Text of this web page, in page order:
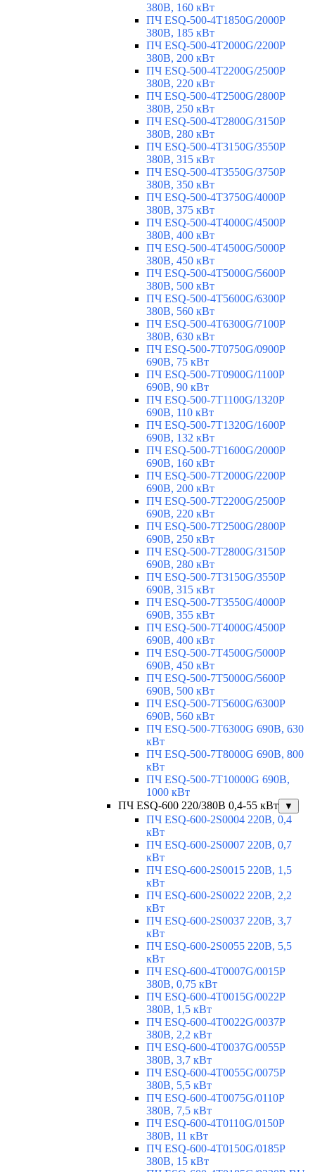
380В, 160 кВт
ПЧ ESQ-500-4T1850G/2000P
380В, 185 кВт
ПЧ ESQ-500-4T2000G/2200P
380В, 200 кВт
ПЧ ESQ-500-4T2200G/2500P
380В, 220 кВт
ПЧ ESQ-500-4T2500G/2800P
380В, 250 кВт
ПЧ ESQ-500-4T2800G/3150P
380В, 280 кВт
ПЧ ESQ-500-4T3150G/3550P
380В, 315 кВт
ПЧ ESQ-500-4T3550G/3750P
380В, 350 кВт
ПЧ ESQ-500-4T3750G/4000P
380В, 375 кВт
ПЧ ESQ-500-4T4000G/4500P
380В, 400 кВт
ПЧ ESQ-500-4T4500G/5000P
380В, 450 кВт
ПЧ ESQ-500-4T5000G/5600P
380В, 500 кВт
ПЧ ESQ-500-4T5600G/6300P
380В, 560 кВт
ПЧ ESQ-500-4T6300G/7100P
380В, 630 кВт
ПЧ ESQ-500-7T0750G/0900P
690В, 75 кВт
ПЧ ESQ-500-7T0900G/1100P
690В, 90 кВт
ПЧ ESQ-500-7T1100G/1320P
690В, 110 кВт
ПЧ ESQ-500-7T1320G/1600P
690В, 132 кВт
ПЧ ESQ-500-7T1600G/2000P
690В, 160 кВт
ПЧ ESQ-500-7T2000G/2200P
690В, 200 кВт
ПЧ ESQ-500-7T2200G/2500P
690В, 220 кВт
ПЧ ESQ-500-7T2500G/2800P
690В, 250 кВт
ПЧ ESQ-500-7T2800G/3150P
690В, 280 кВт
ПЧ ESQ-500-7T3150G/3550P
690В, 315 кВт
ПЧ ESQ-500-7T3550G/4000P
690В, 355 кВт
ПЧ ESQ-500-7T4000G/4500P
690В, 400 кВт
ПЧ ESQ-500-7T4500G/5000P
690В, 450 кВт
ПЧ ESQ-500-7T5000G/5600P
690В, 500 кВт
ПЧ ESQ-500-7T5600G/6300P
690В, 560 кВт
ПЧ ESQ-500-7T6300G 690В, 630
кВт
ПЧ ESQ-500-7T8000G 690В, 800
кВт
ПЧ ESQ-500-7T10000G 690В,
1000 кВт
ПЧ ESQ-600 220/380В 0,4-55 кВт
▼
ПЧ ESQ-600-2S0004 220В, 0,4
кВт
ПЧ ESQ-600-2S0007 220В, 0,7
кВт
ПЧ ESQ-600-2S0015 220В, 1,5
кВт
ПЧ ESQ-600-2S0022 220В, 2,2
кВт
ПЧ ESQ-600-2S0037 220В, 3,7
кВт
ПЧ ESQ-600-2S0055 220В, 5,5
кВт
ПЧ ESQ-600-4T0007G/0015P
380В, 0,75 кВт
ПЧ ESQ-600-4T0015G/0022P
380В, 1,5 кВт
ПЧ ESQ-600-4T0022G/0037P
380В, 2,2 кВт
ПЧ ESQ-600-4T0037G/0055P
380В, 3,7 кВт
ПЧ ESQ-600-4T0055G/0075P
380В, 5,5 кВт
ПЧ ESQ-600-4T0075G/0110P
380В, 7,5 кВт
ПЧ ESQ-600-4T0110G/0150P
380В, 11 кВт
ПЧ ESQ-600-4T0150G/0185P
380В, 15 кВт